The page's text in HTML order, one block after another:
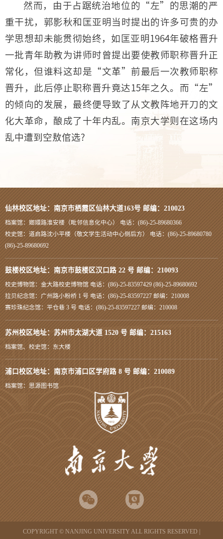
然而，由于占踞统治地位的“左”的思潮的严
重干扰，郭影秋和匡亚明当时提出的许多可贵的办
学思想却未能贯彻始终，如匡亚明1964年破格晋升
一批青年助教为讲师时曾提出要使教师职称晋升正
常化，但谁料这却是“文革”前最后一次教师职称
晋升，此后停止职称晋升竟达15年之久。而“左”
的倾向的发展，最终便导致了从文教阵地开刀的文
化大革命，酿成了十年内乱。南京大学则在这场内
乱中遭到空敖倌选?
仙林校区地址：南京市栖霞区仙林大道163号 邮编：210023
档案馆：嫏嬛路淮安楼（毗邻信息化中心） 电话：(86)-25-89680366
校史馆：道启路沈小平楼（敬文学生活动中心侧后方） 电话：(86)-25-89680780
(86)-25-89680692
鼓楼校区地址：南京市鼓楼区汉口路 22 号 邮编：210093
校史博物馆：金大路校史博物馆 电话：(86)-25-83597429 (86)-25-89680692
拉贝纪念馆：广州路小粉桥 1 号 电话：(86)-25-83597227 邮编：210008
赛珍珠纪念馆：平仓巷 3 号 电话：(86)-25-83597227 邮编：210008
苏州校区地址：苏州市太湖大道 1520 号 邮编：215163
档案馆、校史馆：东大楼
浦口校区地址：南京市浦口区学府路 8 号 邮编：210089
档案馆：思源图书馆
COPYRIGHT © NANJING UNIVERSITY ALL RIGHTS RESERVED |